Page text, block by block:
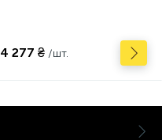
4 277 ₴ /шт.